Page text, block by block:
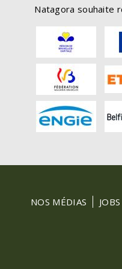
Natagora souhaite
FOOTER
MENU
NOS MÉDIAS JOBS